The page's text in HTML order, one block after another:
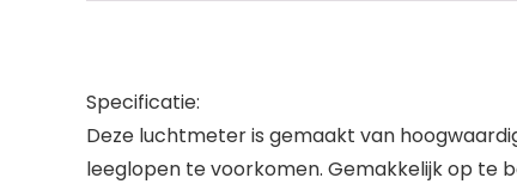
Specificatie:
Deze luchtmeter is gemaakt van
leeglopen te voorkomen. Gemakkelijk op te